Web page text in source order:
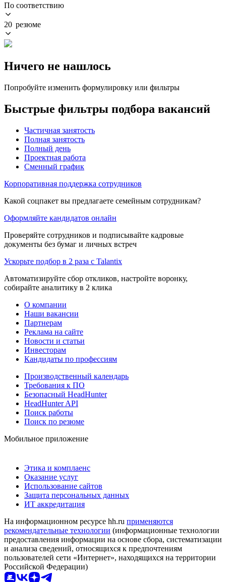
По соответствию
20 резюме
Ничего не нашлось
Попробуйте изменить формулировку или фильтры
Быстрые фильтры подбора вакансий
Частичная занятость
Полная занятость
Полный день
Проектная работа
Сменный график
Корпоративная поддержка сотрудников
Какой соцпакет вы предлагаете семейным сотрудникам?
Оформляйте кандидатов онлайн
Проверяйте сотрудников и подписывайте кадровые
документы без бумаг и личных встреч
Ускорьте подбор в 2 раза с Talantix
Автоматизируйте сбор откликов, настройте воронку,
собирайте аналитику в 2 клика
О компании
Наши вакансии
Партнерам
Реклама на сайте
Новости и статьи
Инвесторам
Кандидаты по профессиям
Производственный календарь
Требования к ПО
Безопасный HeadHunter
HeadHunter API
Поиск работы
Поиск по резюме
Мобильное приложение
Этика и комплаенс
Оказание услуг
Использование сайтов
Защита персональных данных
ИТ аккредитация
На информационном ресурсе hh.ru применяются
рекомендательные технологии (информационные технологии
предоставления информации на основе сбора, систематизации
и анализа сведений, относящихся к предпочтениям
пользователей сети «Интернет», находящихся на территории
Российской Федерации)